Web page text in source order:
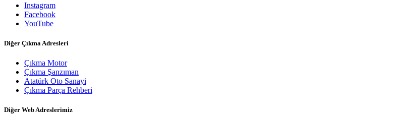
Instagram
Facebook
YouTube
Diğer Çıkma Adresleri
Çıkma Motor
Çıkma Şanzıman
Atatürk Oto Sanayi
Çıkma Parça Rehberi
Diğer Web Adreslerimiz